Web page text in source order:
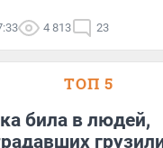
4 813 23
ТОП 5
била в людей,